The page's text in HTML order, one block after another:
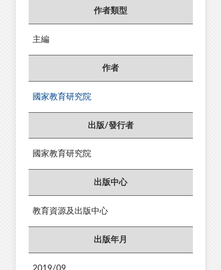
作者類型
主編
作者
國家教育研究院
出版/發行者
國家教育研究院
出版中心
教育資源及出版中心
出版年月
2019/09